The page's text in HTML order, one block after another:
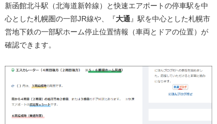
新函館北斗駅（北海道新幹線）と快速エアポートの停車駅を中
心とした札幌圏の一部JR線や、『大通 』駅を中心とした札幌市
営地下鉄の一部駅ホーム停止位置情報（車両とドアの位置）が
確認できます。